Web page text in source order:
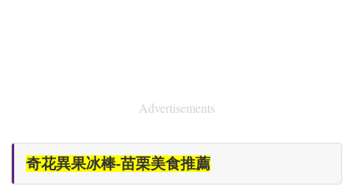
Advertisements
奇花異果冰棒-苗栗美食推薦